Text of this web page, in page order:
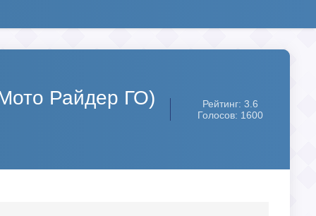
Райдер ГО)
Рейтинг: 3.6
Голосов: 1600